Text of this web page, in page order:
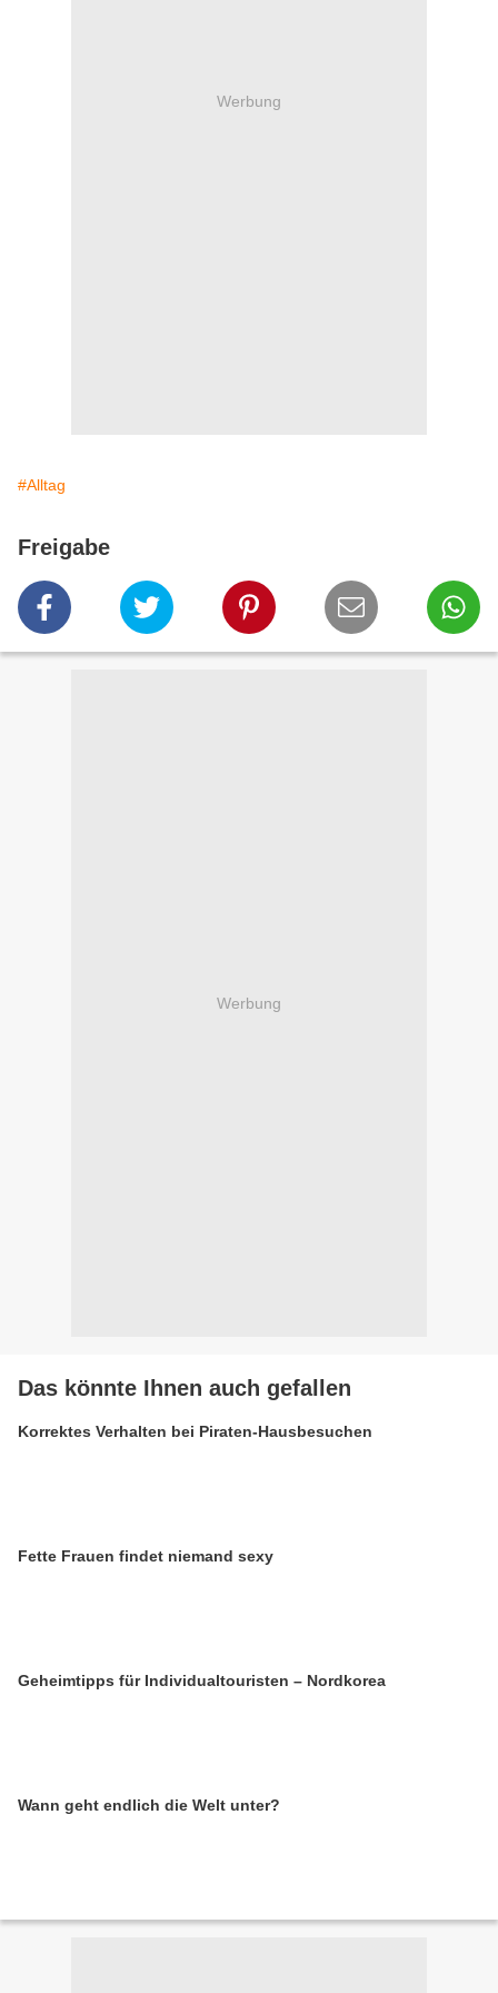
Werbung
#Alltag
Freigabe
Werbung
Das könnte Ihnen auch gefallen
Korrektes Verhalten bei Piraten-Hausbesuchen
Fette Frauen findet niemand sexy
Geheimtipps für Individualtouristen – Nordkorea
Wann geht endlich die Welt unter?